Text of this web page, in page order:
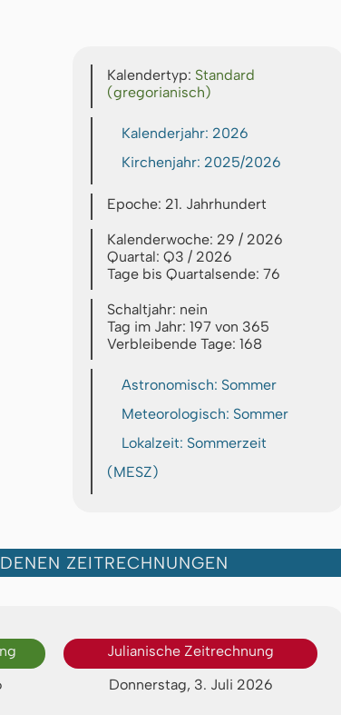
Kalendertyp: Standard
(gregorianisch)
Kalenderjahr: 2026
Kirchenjahr: 2025/2026
Epoche: 21. Jahrhundert
Kalenderwoche: 29 / 2026
Quartal: Q3 / 2026
Tage bis Quartalsende: 76
Schaltjahr: nein
Tag im Jahr: 197 von 365
Verbleibende Tage: 168
Astronomisch: Sommer
Meteorologisch: Sommer
Lokalzeit: Sommerzeit
(MESZ)
ZEITRECHNUNGEN
Julianische Zeitrechnung
Donnerstag, 3. Juli 2026